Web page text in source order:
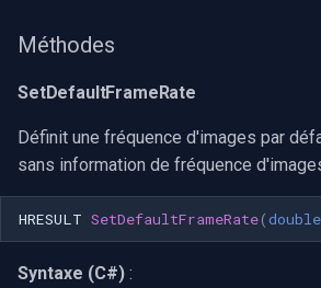
Méthodes
SetDefaultFrameRate
Définit une fréquence d'images par
sans information de fréquence
HRESULT SetDefaultFrameRate(double
Syntaxe (C#) :